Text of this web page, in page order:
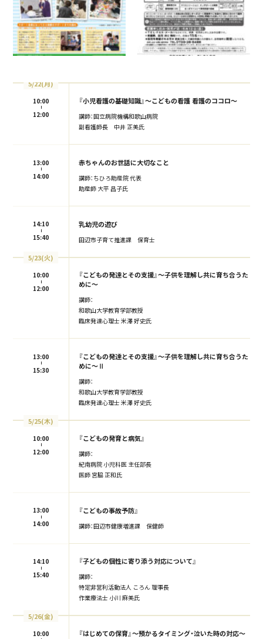
5/22(月)
10:00
12:00
『小児看護の基礎知識』〜こどもの看護 看護のココロ〜
講師：国立病院機構和歌山病院
副看護師長 中井 正美氏
13:00
14:00
赤ちゃんのお世話に大切なこと
講師：ちひろ助産院 代表
助産師 大平 昌子氏
14:10
15:40
乳幼児の遊び
田辺市子育て推進課 保育士
5/23(火)
10:00
12:00
『こどもの発達とその支援』〜子供を理解し共に育ち合うた
めに〜
講師：
和歌山大学教育学部教授
臨床発達心理士 米澤 好史氏
13:00
15:30
『こどもの発達とその支援』〜子供を理解し共に育ち合うた
めに〜Ⅱ
講師：
和歌山大学教育学部教授
臨床発達心理士 米澤 好史氏
5/25(木)
10:00
12:00
『こどもの発育と病気』
講師：
紀南病院 小児科医 主任部長
医師 宮脇 正和氏
13:00
14:00
『こどもの事故予防』
講師：田辺市健康増進課 保健師
14:10
15:40
『子どもの個性に寄り添う対応について』
講師：
特定非営利活動法人 ころん 理事長
作業療法士 小川 麻美氏
5/26(金)
10:00
『はじめての保育』〜預かるタイミング・泣いた時の対応〜